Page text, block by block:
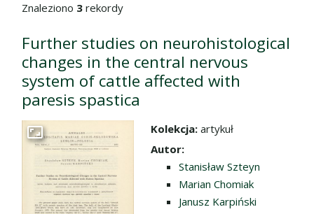
Znaleziono 3 rekordy
Further studies on neurohistological
changes in the central nervous
system of cattle affected with
paresis spastica
Przejdź do zbioru
Kolekcja: artykuł
Autor:
Stanisław Szteyn
Marian Chomiak
Janusz Karpiński